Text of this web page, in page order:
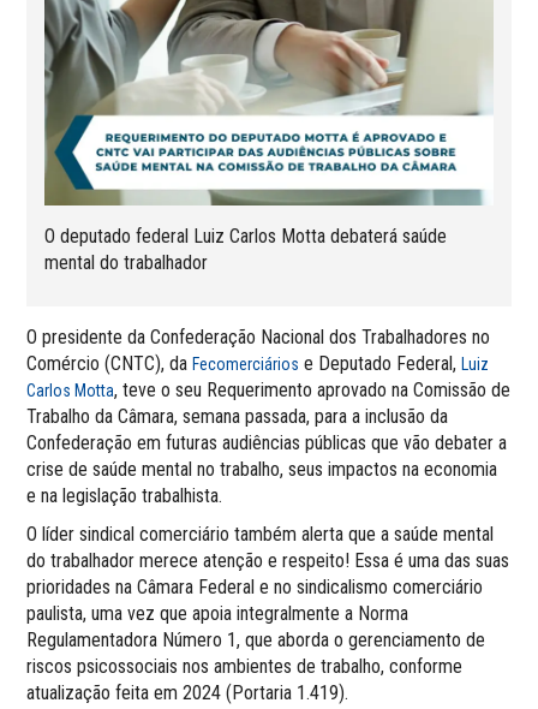
O deputado federal Luiz Carlos Motta debaterá saúde
mental do trabalhador
O presidente da Confederação Nacional dos Trabalhadores no
Comércio (CNTC), daFecomerciários e Deputado Federal,Luiz
Carlos Motta, teve o seu Requerimento aprovado na Comissão de
Trabalho da Câmara, semana passada, para a inclusão da
Confederação em futuras audiências públicas que vão debater a
crise de saúde mental no trabalho, seus impactos na economia
e na legislação trabalhista.
O líder sindical comerciário também alerta que a saúde mental
do trabalhador merece atenção e respeito! Essa é uma das suas
prioridades na Câmara Federal e no sindicalismo comerciário
paulista, uma vez que apoia integralmente a Norma
Regulamentadora Número 1, que aborda o gerenciamento de
riscos psicossociais nos ambientes de trabalho, conforme
atualização feita em 2024 (Portaria 1.419).